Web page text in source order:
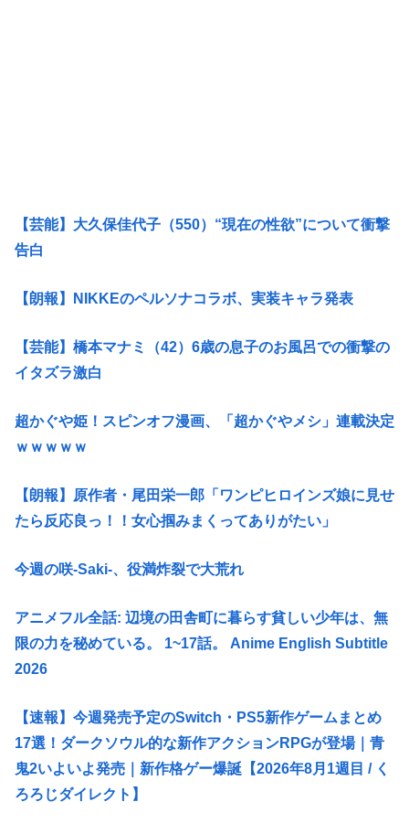
【芸能】大久保佳代子（550）“現在の性欲”について衝撃
告白
【朗報】NIKKEのペルソナコラボ、実装キャラ発表
【芸能】橋本マナミ（42）6歳の息子のお風呂での衝撃の
イタズラ激白
超かぐや姫！スピンオフ漫画、「超かぐやメシ」連載決定
ｗｗｗｗｗ
【朗報】原作者・尾田栄一郎「ワンピヒロインズ娘に見せ
たら反応良っ！！女心掴みまくってありがたい」
今週の咲-Saki-、役満炸裂で大荒れ
アニメフル全話: 辺境の田舎町に暮らす貧しい少年は、無
限の力を秘めている。 1~17話。 Anime English Subtitle
2026
【速報】今週発売予定のSwitch・PS5新作ゲームまとめ
17選！ダークソウル的な新作アクションRPGが登場｜青
鬼2いよいよ発売｜新作格ゲー爆誕【2026年8月1週目 / く
ろろじダイレクト】